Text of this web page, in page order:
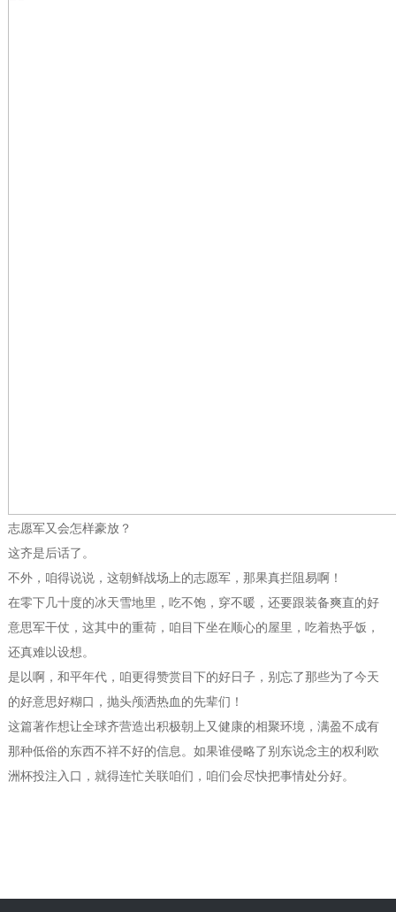
志愿军又会怎样豪放？
这齐是后话了。
不外，咱得说说，这朝鲜战场上的志愿军，那果真拦阻易啊！
在零下几十度的冰天雪地里，吃不饱，穿不暖，还要跟装备爽直的好
意思军干仗，这其中的重荷，咱目下坐在顺心的屋里，吃着热乎饭，
还真难以设想。
是以啊，和平年代，咱更得赞赏目下的好日子，别忘了那些为了今天
的好意思好糊口，抛头颅洒热血的先辈们！
这篇著作想让全球齐营造出积极朝上又健康的相聚环境，满盈不成有
那种低俗的东西不祥不好的信息。如果谁侵略了别东说念主的权利欧
洲杯投注入口，就得连忙关联咱们，咱们会尽快把事情处分好。